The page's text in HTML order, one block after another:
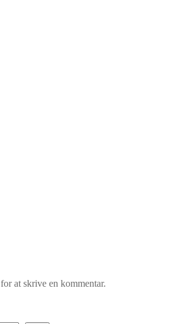
for at skrive en kommentar.